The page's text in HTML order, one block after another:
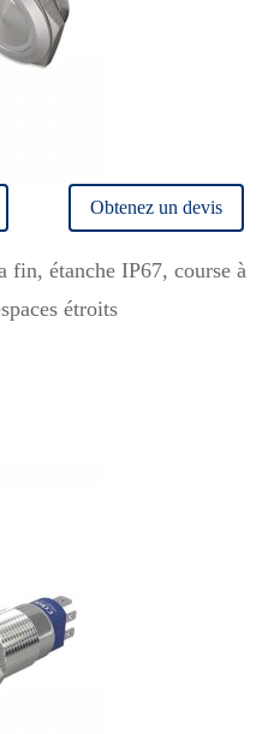
Obtenez un devis
fin, étanche IP67, course à
étroits